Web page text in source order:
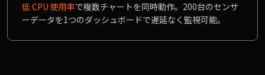
低 CPU 使用率で複数チャートを同時動作。200台のセンサ
ーデータを1つのダッシュボードで遅延なく監視可能。